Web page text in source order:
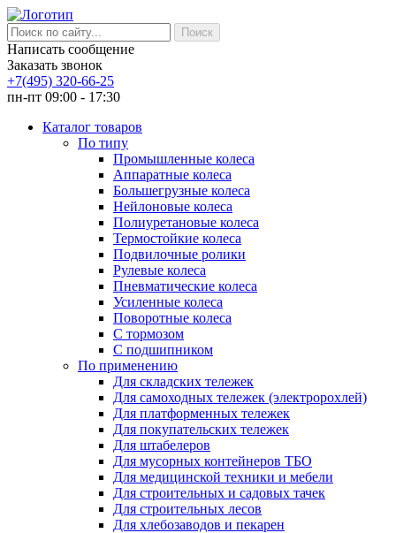
Написать сообщение
Заказать звонок
+7(495) 320-66-25
пн-пт 09:00 - 17:30
Каталог товаров
По типу
Промышленные колеса
Аппаратные колеса
Большегрузные колеса
Нейлоновые колеса
Полиуретановые колеса
Термостойкие колеса
Подвилочные ролики
Рулевые колеса
Пневматические колеса
Усиленные колеса
Поворотные колеса
С тормозом
С подшипником
По применению
Для складских тележек
Для самоходных тележек (электророхлей)
Для платформенных тележек
Для покупательских тележек
Для штабелеров
Для мусорных контейнеров ТБО
Для медицинской техники и мебели
Для строительных и садовых тачек
Для строительных лесов
Для хлебозаводов и пекарен